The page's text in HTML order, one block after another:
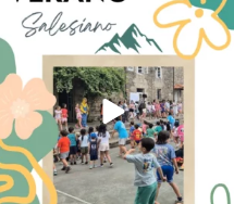
La diversión y la alegría también se han
sentido...
95 0